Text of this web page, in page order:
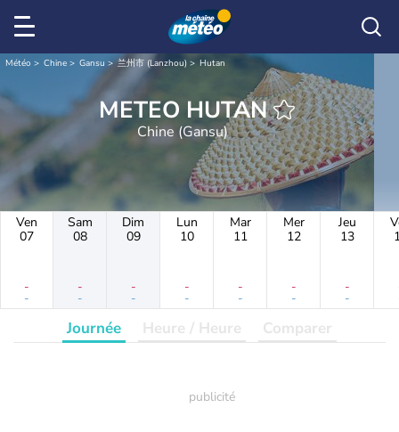
Météo Chine Gansu 兰州市 (Lanzhou) Hutan
METEO HUTAN
Chine (Gansu)
Ven
07
-
-
Sam
08
-
-
Dim
09
-
-
Lun
10
-
-
Mar
11
-
-
Mer
12
-
-
Jeu
13
-
-
Journée Heure / Heure Comparer